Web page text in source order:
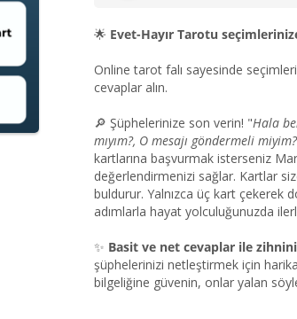
🌟 Evet-Hayır Tarotu
Online tarot falı sayesinde
cevaplar alın.
🔎 Şüphelerinize son verin! "Hala
mıyım?, O mesajı göndermeli miyim?
kartlarına başvurmak isterseniz
değerlendirmenizi sağlar. Kartlar
buldurur. Yalnızca üç kart çekerek
adımlarla hayat yolculuğunuzda
✨ Basit ve net cevaplar ile
şüphelerinizi netleştirmek için
bilgeliğine güvenin, onlar yalan